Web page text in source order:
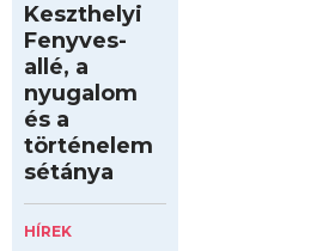
Keszthelyi
Fenyves-
allé, a
nyugalom
és a
történelem
sétánya
HÍREK